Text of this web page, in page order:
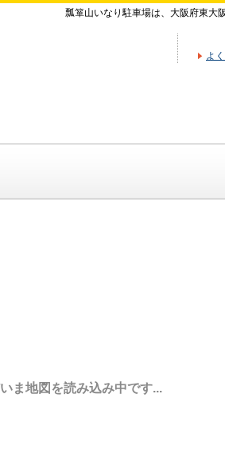
瓢箪山いなり駐車場は、大阪府東大
よ
ま地図を読み込み中です...